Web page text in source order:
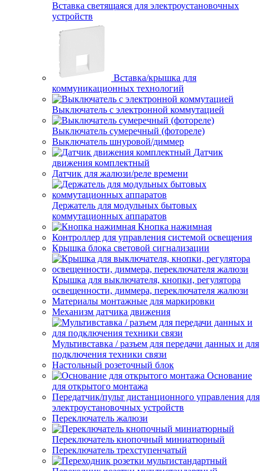
Вставка светящаяся для электроустановочных
устройств
Вставка/крышка для
коммуникационных технологий
Выключатель с электронной коммутацией
Выключатель сумеречный (фотореле)
Выключатель шнуровой/диммер
Датчик
движения комплектный
Датчик для жалюзи/реле времени
Держатель для модульных бытовых
коммутационных аппаратов
Кнопка нажимная
Контроллер для управления системой освещения
Крышка блока световой сигнализации
Крышка для выключателя, кнопки, регулятора
освещенности, диммера, переключателя жалюзи
Материалы монтажные для маркировки
Механизм датчика движения
Мультивставка / разъем для передачи данных и для
подключения техники связи
Настольный розеточный блок
Основание
для открытого монтажа
Передатчик/пульт дистанционного управления для
электроустановочных устройств
Переключатель жалюзи
Переключатель кнопочный миниатюрный
Переключатель трехступенчатый